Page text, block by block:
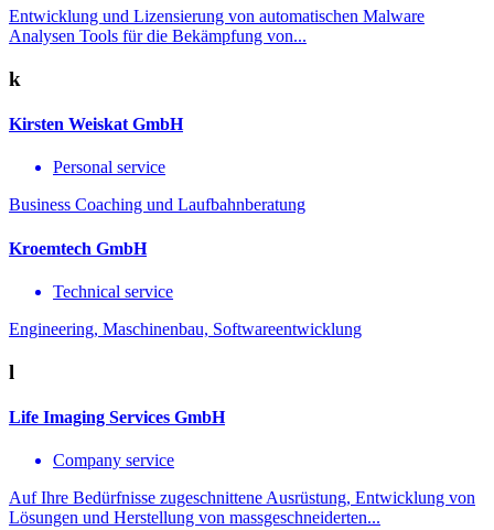
Entwicklung und Lizensierung von automatischen Malware
Analysen Tools für die Bekämpfung von...
k
Kirsten Weiskat GmbH
Personal service
Business Coaching und Laufbahnberatung
Kroemtech GmbH
Technical service
Engineering, Maschinenbau, Softwareentwicklung
l
Life Imaging Services GmbH
Company service
Auf Ihre Bedürfnisse zugeschnittene Ausrüstung, Entwicklung von
Lösungen und Herstellung von massgeschneiderten...